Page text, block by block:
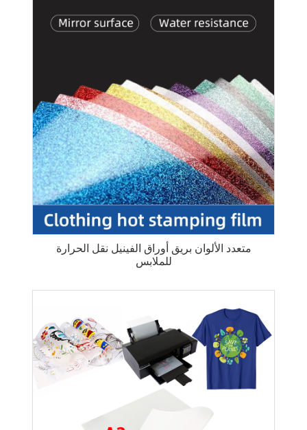
متعدد الألوان بريق أوراق الفينيل نقل الحرارة
للملابس